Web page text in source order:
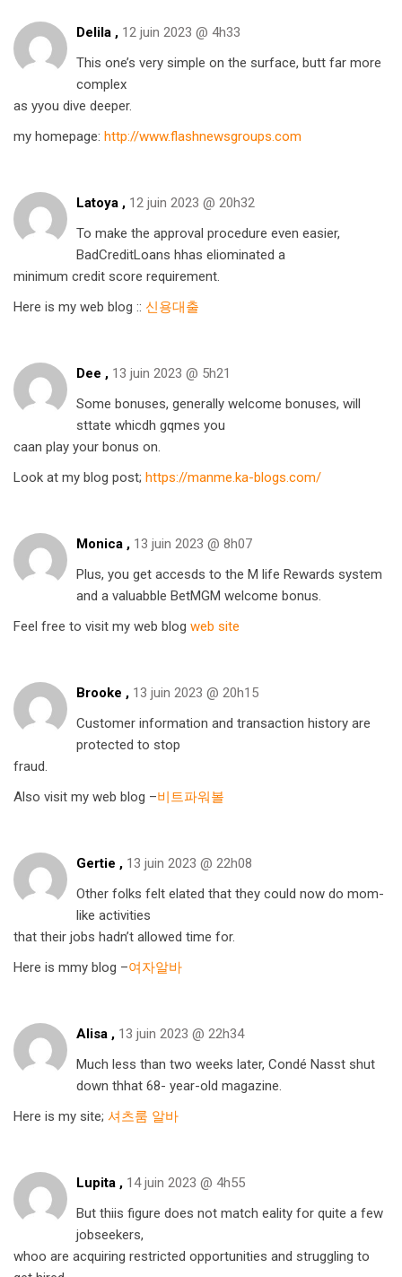
Delila , 12 juin 2023 @ 4h33
This one’s very simple on the surface, butt far more
complex
as yyou dive deeper.
my homepage: http://www.flashnewsgroups.com
Latoya , 12 juin 2023 @ 20h32
To make the approval procedure even easier,
BadCreditLoans hhas eliominated a
minimum credit score requirement.
Here is my web blog :: 신용대출
Dee , 13 juin 2023 @ 5h21
Some bonuses, generally welcome bonuses, will
sttate whicdh gqmes you
caan play your bonus on.
Look at my blog post; https://manme.ka-blogs.com/
Monica , 13 juin 2023 @ 8h07
Plus, you get accesds to the M life Rewards system
and a valuabble BetMGM welcome bonus.
Feel free to visit my web blog web site
Brooke , 13 juin 2023 @ 20h15
Customer information and transaction history are
protected to stop
fraud.
Also visit my web blog –비트파워볼
Gertie , 13 juin 2023 @ 22h08
Other folks felt elated that they could now do mom-
like activities
that their jobs hadn’t allowed time for.
Here is mmy blog –여자알바
Alisa , 13 juin 2023 @ 22h34
Much less than two weeks later, Condé Nasst shut
down thhat 68- year-old magazine.
Here is my site; 셔츠룸 알바
Lupita , 14 juin 2023 @ 4h55
But thiis figure does not match eality for quite a few
jobseekers,
whoo are acquiring restricted opportunities and struggling to